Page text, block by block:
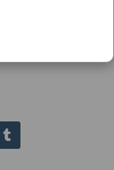
Nấm -